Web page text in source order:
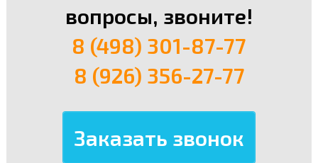
вопросы, звоните!
8 (498) 301-87-77
8 (926) 356-27-77